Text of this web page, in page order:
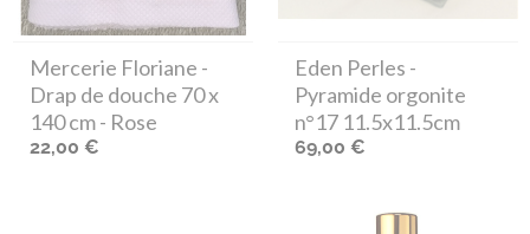
Mercerie Floriane -
Drap de douche 70 x
140 cm - Rose
22,00 €
Eden Perles -
Pyramide orgonite
n°17 11.5x11.5cm
69,00 €